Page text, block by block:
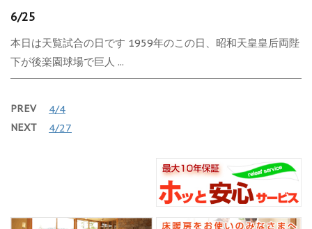
6/25
本日は天覧試合の日です 1959年のこの日、昭和天皇皇后両陛
下が後楽園球場で巨人 ...
PREV 4/4
NEXT 4/27